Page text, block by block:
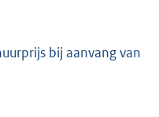
bij aanvang van